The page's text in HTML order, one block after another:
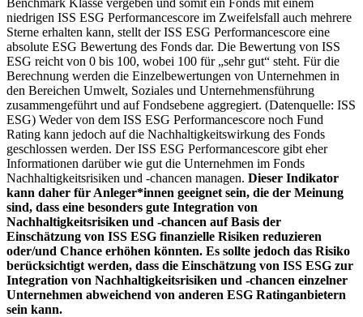
niedrigen ISS ESG Performancescore im Zweifelsfall auch mehrere
Sterne erhalten kann, stellt der ISS ESG Performancescore eine
absolute ESG Bewertung des Fonds dar. Die Bewertung von ISS
ESG reicht von 0 bis 100, wobei 100 für „sehr gut“ steht. Für die
Berechnung werden die Einzelbewertungen von Unternehmen in
den Bereichen Umwelt, Soziales und Unternehmensführung
zusammengeführt und auf Fondsebene aggregiert. (Datenquelle: ISS
ESG) Weder von dem ISS ESG Performancescore noch Fund
Rating kann jedoch auf die Nachhaltigkeitswirkung des Fonds
geschlossen werden. Der ISS ESG Performancescore gibt eher
Informationen darüber wie gut die Unternehmen im Fonds
Nachhaltigkeitsrisiken und -chancen managen. Dieser Indikator
kann daher für Anleger*innen geeignet sein, die der Meinung
sind, dass eine besonders gute Integration von
Nachhaltigkeitsrisiken und -chancen auf Basis der
Einschätzung von ISS ESG finanzielle Risiken reduzieren
oder/und Chance erhöhen könnten. Es sollte jedoch das Risiko
berücksichtigt werden, dass die Einschätzung von ISS ESG zur
Integration von Nachhaltigkeitsrisiken und -chancen einzelner
Unternehmen abweichend von anderen ESG Ratinganbietern
sein kann.